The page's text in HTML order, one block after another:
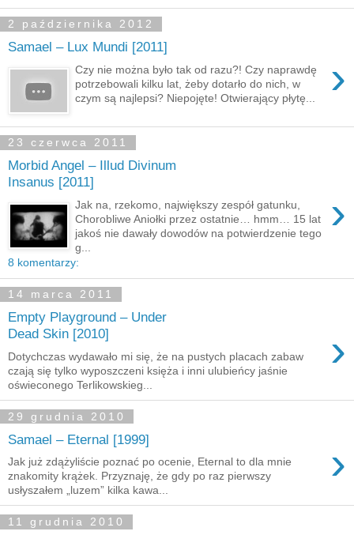
2 października 2012
Samael – Lux Mundi [2011]
›
Czy nie można było tak od razu?! Czy naprawdę
potrzebowali kilku lat, żeby dotarło do nich, w
czym są najlepsi? Niepojęte! Otwierający płytę...
23 czerwca 2011
Morbid Angel – Illud Divinum
Insanus [2011]
›
Jak na, rzekomo, największy zespół gatunku,
Chorobliwe Aniołki przez ostatnie… hmm… 15 lat
jakoś nie dawały dowodów na potwierdzenie tego
g...
8 komentarzy:
14 marca 2011
Empty Playground – Under
Dead Skin [2010]
›
Dotychczas wydawało mi się, że na pustych placach zabaw
czają się tylko wyposzczeni księża i inni ulubieńcy jaśnie
oświeconego Terlikowskieg...
29 grudnia 2010
Samael – Eternal [1999] ›
Jak już zdążyliście poznać po ocenie, Eternal to dla mnie
znakomity krążek. Przyznaję, że gdy po raz pierwszy
usłyszałem „luzem” kilka kawa...
11 grudnia 2010